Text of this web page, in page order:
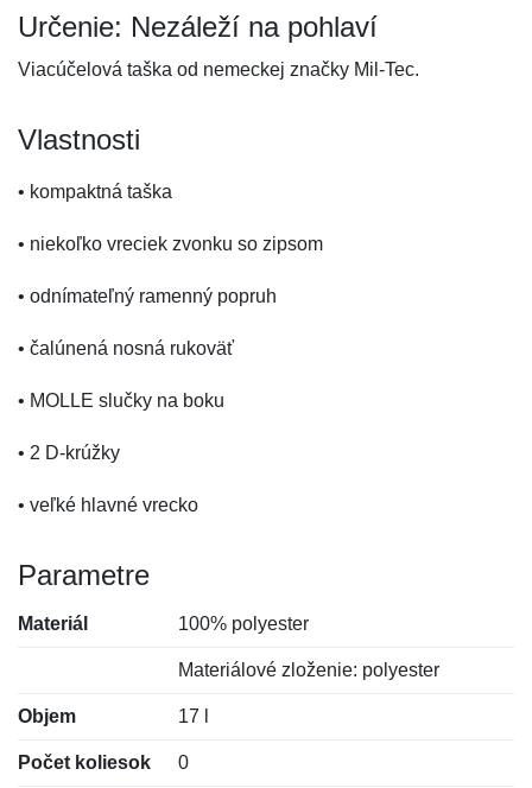
Určenie: Nezáleží na pohlaví
Viacúčelová taška od nemeckej značky Mil-Tec.
Vlastnosti
• kompaktná taška
• niekoľko vreciek zvonku so zipsom
• odnímateľný ramenný popruh
• čalúnená nosná rukoväť
• MOLLE slučky na boku
• 2 D-krúžky
• veľké hlavné vrecko
Parametre
Materiál 100% polyester
Materiálové zloženie: polyester
Objem 17 l
Počet koliesok 0